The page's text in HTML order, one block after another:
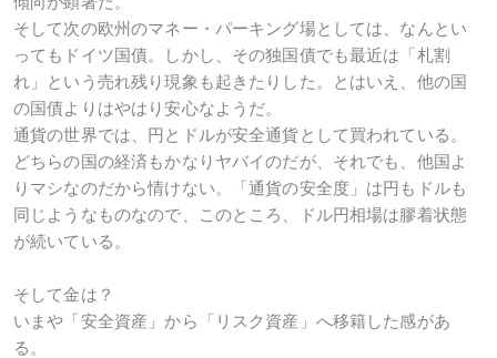
そして次の欧州のマネー・パーキング場としては、なんとい
ってもドイツ国債。しかし、その独国債でも最近は「札割
れ」という売れ残り現象も起きたりした。とはいえ、他の国
の国債よりはやはり安心なようだ。
通貨の世界では、円とドルが安全通貨として買われている。
どちらの国の経済もかなりヤバイのだが、それでも、他国よ
りマシなのだから情けない。「通貨の安全度」は円もドルも
同じようなものなので、このところ、ドル円相場は膠着状態
が続いている。
そして金は？
いまや「安全資産」から「リスク資産」へ移籍した感があ
る。